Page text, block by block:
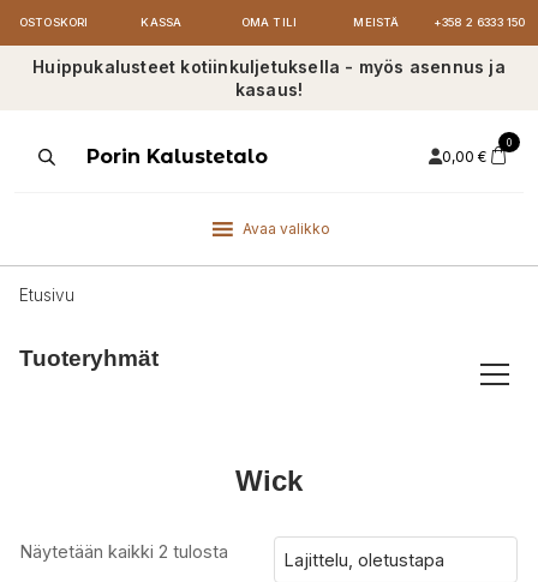
OSTOSKORI KASSA OMA TILI MEISTÄ +358 2 6333 150
Huippukalusteet kotiinkuljetuksella - myös asennus ja
kasaus!
ProductsPorin Kalustetalo 0,00 €
0
Avaa valikko
Etusivu
Tuoteryhmät
Wick
Näytetään kaikki 2 tulosta